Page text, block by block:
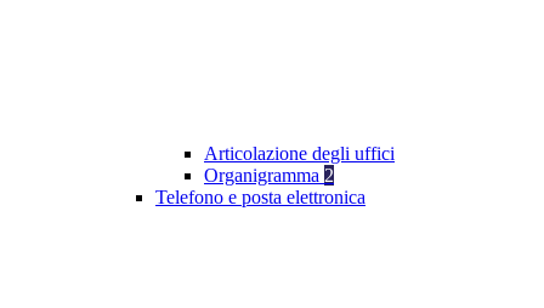
Articolazione degli uffici
Organigramma 2
Telefono e posta elettronica